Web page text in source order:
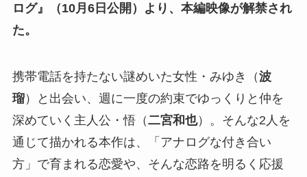
ログ』（10月6日公開）より、本編映像が解禁され
た。
携帯電話を持たない謎めいた女性・みゆき（波
瑠）と出会い、週に一度の約束でゆっくりと仲を
深めていく主人公・悟（二宮和也）。そんな2人を
通じて描かれる本作は、「アナログな付き合い
方」で育まれる恋愛や、そんな恋路を明るく応援